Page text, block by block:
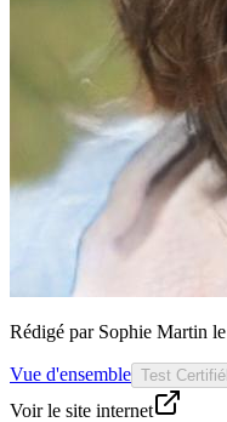
Rédigé par Sophie Martin le
Vue d'ensemble Test Certifié
Voir le site internet